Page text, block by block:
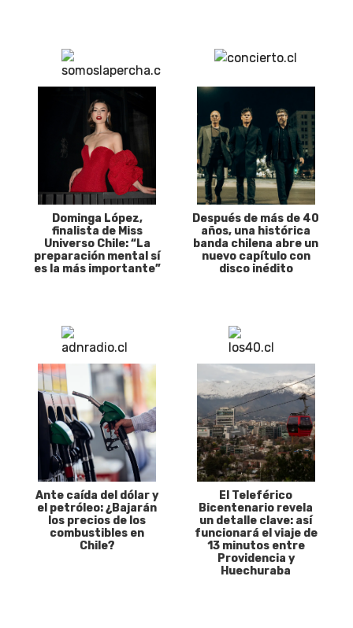
Dominga López,
finalista de Miss
Universo Chile: “La
preparación mental sí
es la más importante”
Después de más de 40
años, una histórica
banda chilena abre un
nuevo capítulo con
disco inédito
Ante caída del dólar y
el petróleo: ¿Bajarán
los precios de los
combustibles en
Chile?
El Teleférico
Bicentenario revela
un detalle clave: así
funcionará el viaje de
13 minutos entre
Providencia y
Huechuraba